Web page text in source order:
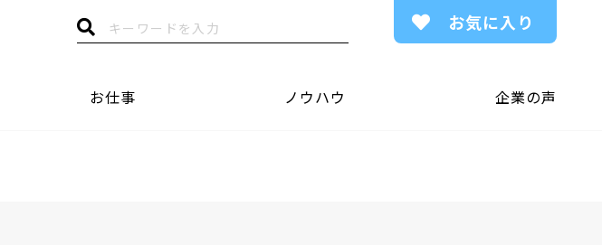
お仕事 ノウハウ 企業の声
お気に入り